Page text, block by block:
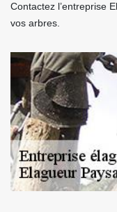
Contactez l’entreprise
vos arbres.